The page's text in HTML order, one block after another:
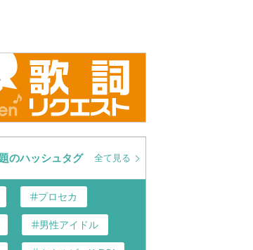
のハッシュタグ 全て見る
プロセカ
男性アイドル